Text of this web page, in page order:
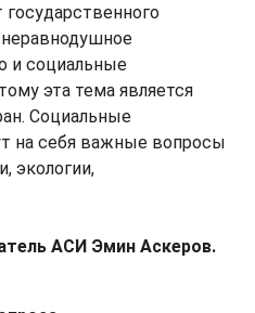
и социальные
эта тема является
Социальные
на себя важные вопросы
экологии,
АСИ Эмин Аскеров.